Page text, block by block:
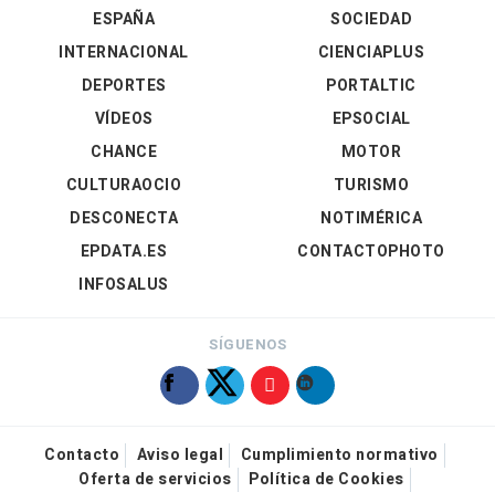
ESPAÑA
INTERNACIONAL
DEPORTES
VÍDEOS
SOCIEDAD
CIENCIAPLUS
PORTALTIC
EPSOCIAL
CHANCE
CULTURAOCIO
DESCONECTA
EPDATA.ES
INFOSALUS
MOTOR
TURISMO
NOTIMÉRICA
CONTACTOPHOTO
SÍGUENOS
Contacto Aviso legal
Cumplimiento normativo
Oferta de servicios
Política de Cookies